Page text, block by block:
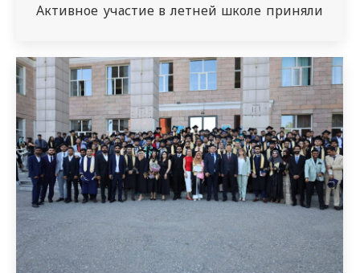
Активное участие в летней школе приняли
Ответственная за организацию и
проведение практических занятий: доцент
Жазыкбаева Л.К. Студенты активно
участвовали в ежедневных занятиях,
совмещая теоретические…